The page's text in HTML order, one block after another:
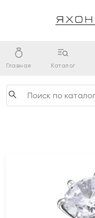
Главная Каталог